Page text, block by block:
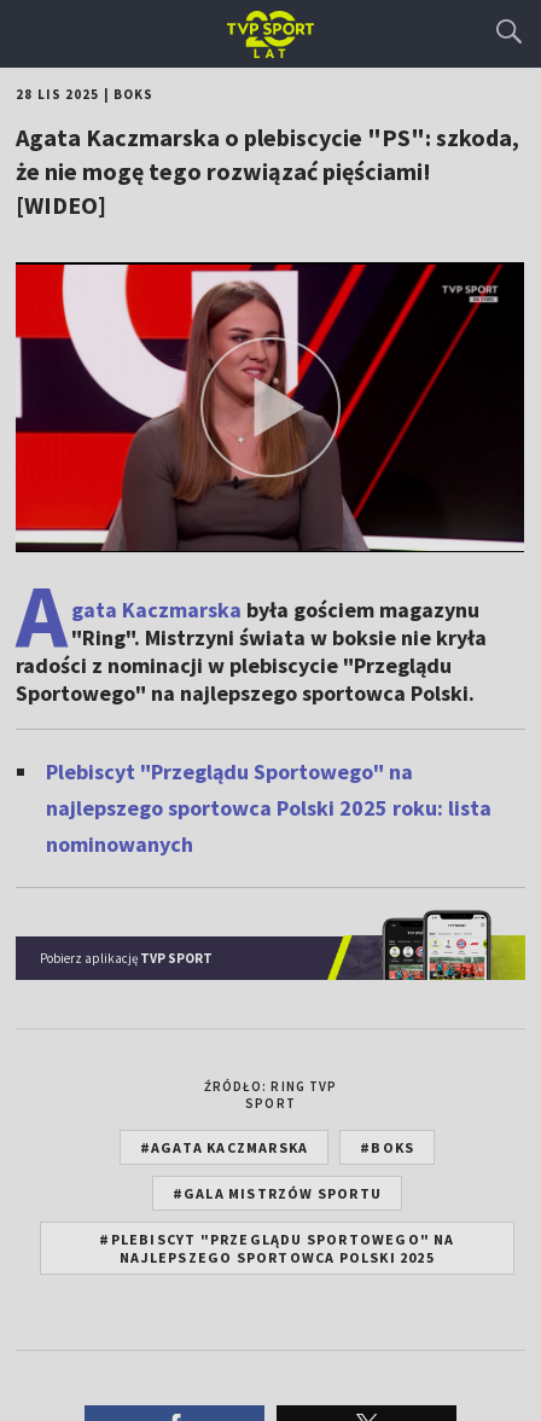
28 LIS 2025 BOKS
Agata Kaczmarska o plebiscycie "PS": szkoda,
że nie mogę tego rozwiązać pięściami!
[WIDEO]
Agata Kaczmarska była gościem magazynu
"Ring". Mistrzyni świata w boksie nie kryła
radości z nominacji w plebiscycie "Przeglądu
Sportowego" na najlepszego sportowca Polski.
Plebiscyt "Przeglądu Sportowego" na
najlepszego sportowca Polski 2025 roku: lista
nominowanych
Pobierz aplikację TVP SPORT
ŹRÓDŁO: RING TVP
SPORT
#AGATA KACZMARSKA #BOKS
#GALA MISTRZÓW SPORTU
#PLEBISCYT "PRZEGLĄDU SPORTOWEGO" NA
NAJLEPSZEGO SPORTOWCA POLSKI 2025